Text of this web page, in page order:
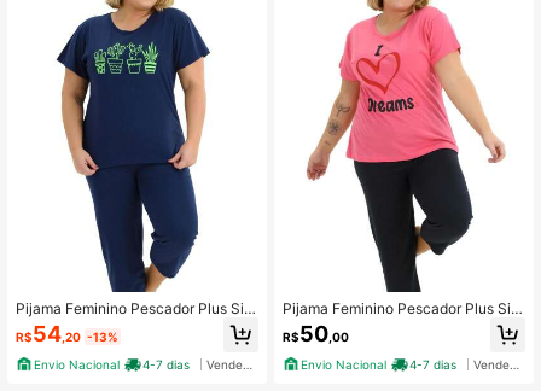
Pijama Feminino Pescador Plus Siz
e de Algodão Suculentas
R$54 ,20 -13%
Envio Nacional
4-7 dias
Pijama Feminino Pescador Plus Siz
e de Algodão I Love Dreams
R$50 ,00
Envio Nacional
4-7 dias